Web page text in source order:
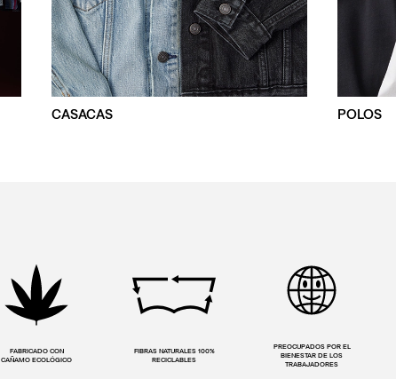
CASACAS POLOS
FABRICADO CON
CAÑAMO ECOLÓGICO
FIBRAS NATURALES 100%
RECICLABLES
PREOCUPADOS POR EL
BIENESTAR DE LOS
TRABAJADORES